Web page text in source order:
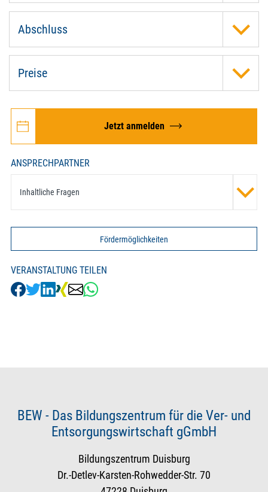
Abschluss
Preise
Jetzt anmelden
ANSPRECHPARTNER
Inhaltliche Fragen
Fördermöglichkeiten
VERANSTALTUNG TEILEN
BEW - Das Bildungszentrum für die Ver- und
Entsorgungswirtschaft gGmbH
Bildungszentrum Duisburg
Dr.-Detlev-Karsten-Rohwedder-Str. 70